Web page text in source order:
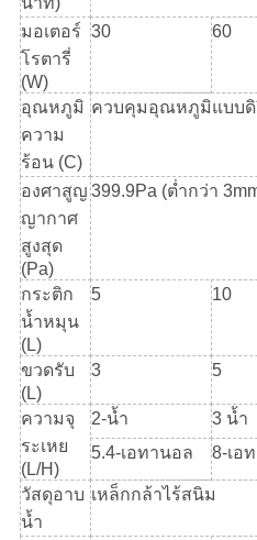
มอเตอร์
โรตารี่
(W)
30 60
อุณหภูมิ
ความ
ร้อน (C)
ควบคุมอุณหภูมิแบบดิ
องศาสูญ
ญากาศ
สูงสุด
(Pa)
399.9Pa (ต่ำกว่า
กระติก
น้ำหมุน
(L)
5 10
ขวดรับ
(L)
3 5
ความจุ
ระเหย
(L/H)
2-น้ำ 3 น้ำ
5.4-เอทานอล
8-เอ
วัสดุอาบ
น้ำ
เหล็กกล้าไร้สนิม